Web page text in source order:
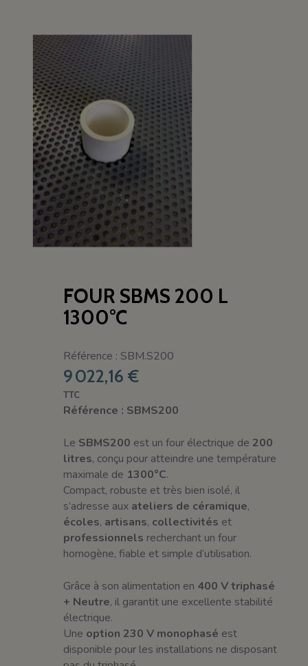
FOUR SBMS 200 L
1300°C
Référence : SBM.S200
9 022,16 €
TTC
Référence : SBMS200
Le SBMS200 est un four électrique de 200
litres, conçu pour atteindre une température
maximale de 1300°C.
Compact, robuste et très bien isolé, il
s’adresse aux ateliers de céramique,
écoles, artisans, collectivités et
professionnels recherchant un four
homogène, fiable et simple d’utilisation.
Grâce à son alimentation en 400 V triphasé
+ Neutre, il garantit une excellente stabilité
électrique.
Une option 230 V monophasé est
disponible pour les installations ne disposant